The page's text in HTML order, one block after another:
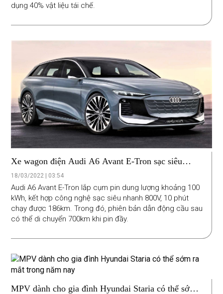
dụng 40% vật liệu tái chế.
Xe wagon điện Audi A6 Avant E-Tron sạc siêu
nhanh
18/03/2022 | 03:54
Audi A6 Avant E-Tron lắp cụm pin dung lượng khoảng 100
kWh, kết hợp công nghệ sạc siêu nhanh 800V, 10 phút
chạy được 186km. Trong đó, phiên bản dẫn động cầu sau
có thể di chuyển 700km khi pin đầy.
MPV dành cho gia đình Hyundai Staria có thể sớm